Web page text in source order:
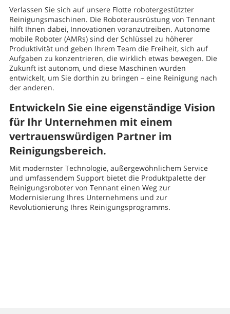
Verlassen Sie sich auf unsere Flotte robotergestützter
Reinigungsmaschinen. Die Roboterausrüstung von Tennant
hilft Ihnen dabei, Innovationen voranzutreiben. Autonome
mobile Roboter (AMRs) sind der Schlüssel zu höherer
Produktivität und geben Ihrem Team die Freiheit, sich auf
Aufgaben zu konzentrieren, die wirklich etwas bewegen. Die
Zukunft ist autonom, und diese Maschinen wurden
entwickelt, um Sie dorthin zu bringen – eine Reinigung nach
der anderen.
Entwickeln Sie eine eigenständige Vision
für Ihr Unternehmen mit einem
vertrauenswürdigen Partner im
Reinigungsbereich.
Mit modernster Technologie, außergewöhnlichem Service
und umfassendem Support bietet die Produktpalette der
Reinigungsroboter von Tennant einen Weg zur
Modernisierung Ihres Unternehmens und zur
Revolutionierung Ihres Reinigungsprogramms.